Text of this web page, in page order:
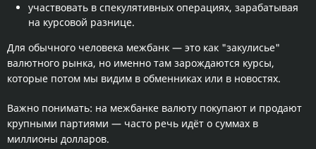
участвовать в спекулятивных операциях, зарабатывая
на курсовой разнице.
Для обычного человека межбанк — это как "закулисье"
валютного рынка, но именно там зарождаются курсы,
которые потом мы видим в обменниках или в новостях.
Важно понимать: на межбанке валюту покупают и продают
крупными партиями — часто речь идёт о суммах в
миллионы долларов.